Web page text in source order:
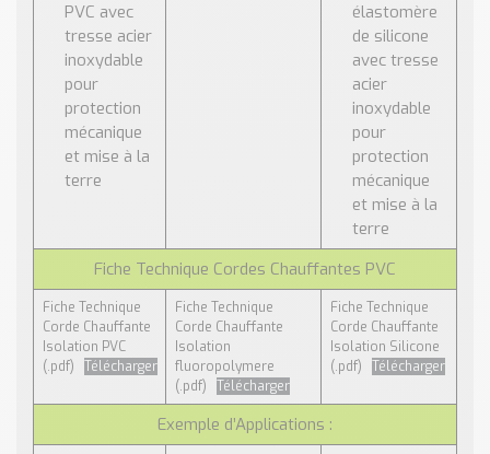
PVC avec
tresse acier
inoxydable
pour
protection
mécanique
et mise à la
terre
élastomère
de silicone
avec tresse
acier
inoxydable
pour
protection
mécanique
et mise à la
terre
Fiche Technique Cordes Chauffantes PVC
Fiche Technique
Corde Chauffante
Isolation PVC
(.pdf)
Télécharger
Fiche Technique
Corde Chauffante
Isolation
fluoropolymere
(.pdf)
Télécharger
Fiche Technique
Corde Chauffante
Isolation Silicone
(.pdf)
Télécharger
Exemple d’Applications :